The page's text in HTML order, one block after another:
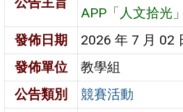
APP「人文拾光
發佈日期
2026 年 7 月 02
發佈單位
教學組
公告類別
競賽活動